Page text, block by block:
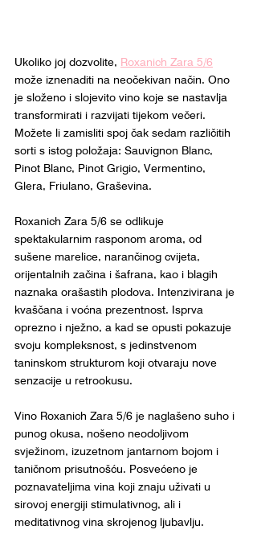
Ukoliko joj dozvolite, Roxanich Zara 5/6
može iznenaditi na neočekivan način. Ono
je složeno i slojevito vino koje se nastavlja
transformirati i razvijati tijekom večeri.
Možete li zamisliti spoj čak sedam različitih
sorti s istog položaja: Sauvignon Blanc,
Pinot Blanc, Pinot Grigio, Vermentino,
Glera, Friulano, Graševina.
Roxanich Zara 5/6 se odlikuje
spektakularnim rasponom aroma, od
sušene marelice, narančinog cvijeta,
orijentalnih začina i šafrana, kao i blagih
naznaka orašastih plodova. Intenzivirana je
kvaščana i voćna prezentnost. Isprva
oprezno i nježno, a kad se opusti pokazuje
svoju kompleksnost, s jedinstvenom
taninskom strukturom koji otvaraju nove
senzacije u retrookusu.
Vino Roxanich Zara 5/6 je naglašeno suho i
punog okusa, nošeno neodoljivom
svježinom, izuzetnom jantarnom bojom i
taničnom prisutnošću. Posvećeno je
poznavateljima vina koji znaju uživati u
sirovoj energiji stimulativnog, ali i
meditativnog vina skrojenog ljubavlju.